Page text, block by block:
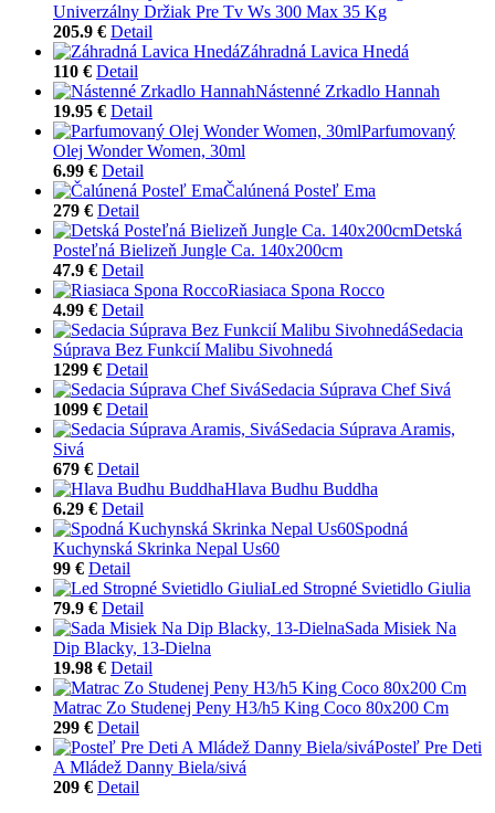
Univerzálny Držiak Pre Tv Ws 300 Max 35 Kg
205.9 € Detail
Záhradná Lavica Hnedá
110 € Detail
Nástenné Zrkadlo Hannah
19.95 € Detail
Parfumovaný
Olej Wonder Women, 30ml
6.99 € Detail
Čalúnená Posteľ Ema
279 € Detail
Detská
Posteľná Bielizeň Jungle Ca. 140x200cm
47.9 € Detail
Riasiaca Spona Rocco
4.99 € Detail
Sedacia
Súprava Bez Funkcií Malibu Sivohnedá
1299 € Detail
Sedacia Súprava Chef Sivá
1099 € Detail
Sedacia Súprava Aramis,
Sivá
679 € Detail
Hlava Budhu Buddha
6.29 € Detail
Spodná
Kuchynská Skrinka Nepal Us60
99 € Detail
Led Stropné Svietidlo Giulia
79.9 € Detail
Sada Misiek Na
Dip Blacky, 13-Dielna
19.98 € Detail
Matrac Zo Studenej Peny H3/h5 King Coco 80x200 Cm
299 € Detail
Posteľ Pre Deti
A Mládež Danny Biela/sivá
209 € Detail